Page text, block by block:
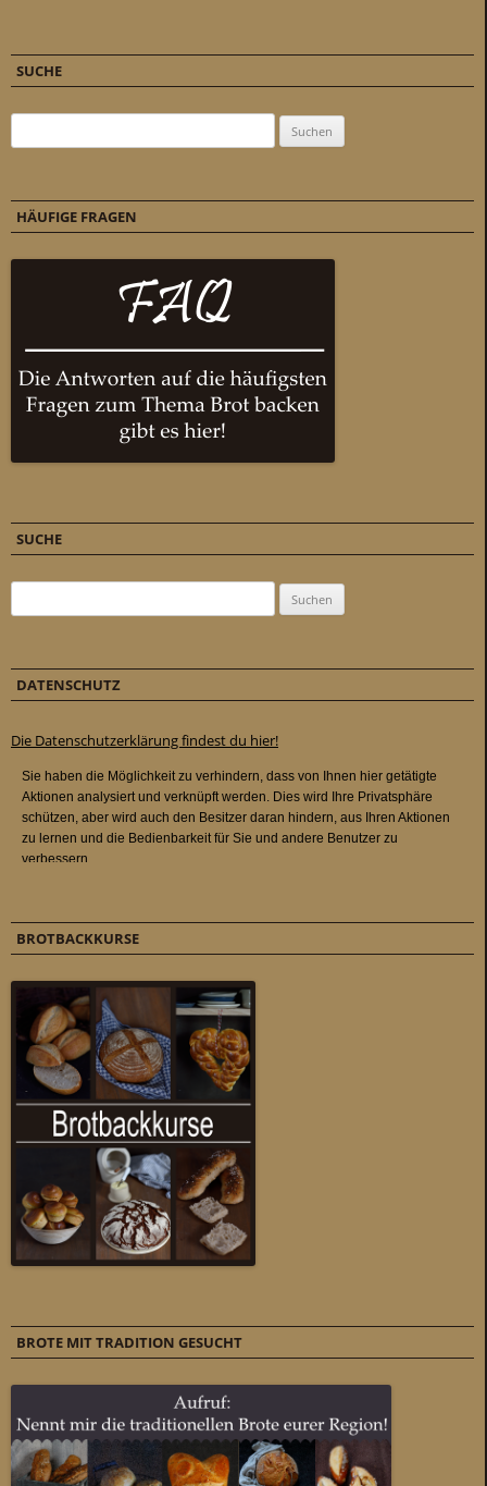
SUCHE
HÄUFIGE FRAGEN
SUCHE
DATENSCHUTZ
Die Datenschutzerklärung findest du hier!
BROTBACKKURSE
BROTE MIT TRADITION GESUCHT